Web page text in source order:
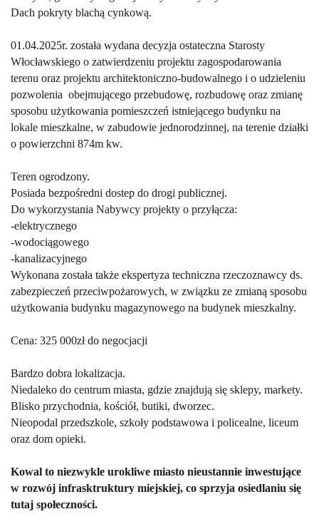
Dach pokryty blachą cynkową.
01.04.2025r. została wydana decyzja ostateczna Starosty
Włocławskiego o zatwierdzeniu projektu zagospodarowania
terenu oraz projektu architektoniczno-budowalnego i o udzieleniu
pozwolenia obejmującego przebudowę, rozbudowę oraz zmianę
sposobu użytkowania pomieszczeń istniejącego budynku na
lokale mieszkalne, w zabudowie jednorodzinnej, na terenie działki
o powierzchni 874m kw.
Teren ogrodzony.
Posiada bezpośredni dostep do drogi publicznej.
Do wykorzystania Nabywcy projekty o przyłącza:
-elektrycznego
-wodociągowego
-kanalizacyjnego
Wykonana została także ekspertyza techniczna rzeczoznawcy ds.
zabezpieczeń przeciwpożarowych, w związku ze zmianą sposobu
użytkowania budynku magazynowego na budynek mieszkalny.
Cena: 325 000zł do negocjacji
Bardzo dobra lokalizacja.
Niedaleko do centrum miasta, gdzie znajdują się sklepy, markety.
Blisko przychodnia, kościół, butiki, dworzec.
Nieopodal przedszkole, szkoły podstawowa i policealne, liceum
oraz dom opieki.
Kowal to niezwykle urokliwe miasto nieustannie inwestujące
w rozwój infrasktruktury miejskiej, co sprzyja osiedlaniu się
tutaj społeczności.